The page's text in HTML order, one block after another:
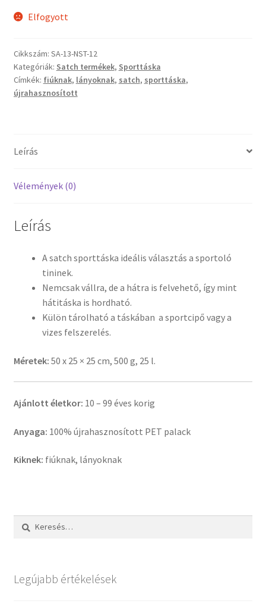
Satch táskák, tolltartók és kiegészítők
Vaganza gyermekruházat
Wonder Wheels autók
Elfogyott
Cikkszám: SA-13-NST-12
Kategóriák: Satch termékek, Sporttáska
Címkék: fiúknak, lányoknak, satch, sporttáska,
újrahasznosított
Leírás
Vélemények (0)
Leírás
A satch sporttáska ideális választás a sportoló
tininek.
Nemcsak vállra, de a hátra is felvehető, így mint
hátitáska is hordható.
Külön tárolható a táskában a sportcipő vagy a
vizes felszerelés.
Méretek: 50 x 25 × 25 cm, 500 g, 25 l.
Ajánlott életkor: 10 – 99 éves korig
Anyaga: 100% újrahasznosított PET palack
Kiknek: fiúknak, lányoknak
Keresés:
Legújabb értékelések